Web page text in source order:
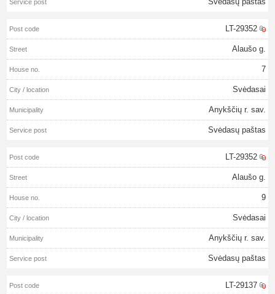
LT-29352
Alaušo g.
7
Svėdasai
Anykščių r. sav.
Svėdasų paštas
LT-29352
Alaušo g.
9
Svėdasai
Anykščių r. sav.
Svėdasų paštas
LT-29137